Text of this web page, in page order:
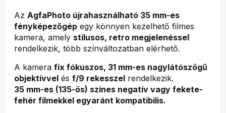
Az AgfaPhoto újrahasználható 35 mm-es
fényképezőgép egy könnyen kezelhető filmes
kamera, amely stílusos, retro megjelenéssel
rendelkezik, több színváltozatban elérhető.
A kamera fix fókuszos, 31 mm-es nagylátószögű
objektívvel és f/9 rekesszel rendelkezik.
35 mm-es (135-ös) színes negatív vagy fekete-
fehér filmekkel egyaránt kompatibilis.